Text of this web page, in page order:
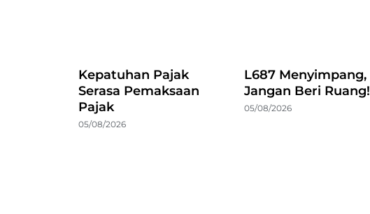
Kepatuhan Pajak
Serasa Pemaksaan
Pajak
05/08/2026
L687 Menyimpang,
Jangan Beri Ruang!
05/08/2026